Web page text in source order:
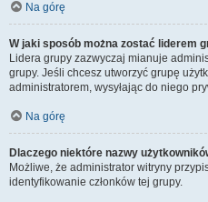
Na górę
W jaki sposób można zostać liderem
Lidera grupy zazwyczaj mianuje
grupy. Jeśli chcesz utworzyć grupę
administratorem, wysyłając do niego
Na górę
Dlaczego niektóre nazwy
Możliwe, że administrator witryny
identyfikowanie członków tej grupy.